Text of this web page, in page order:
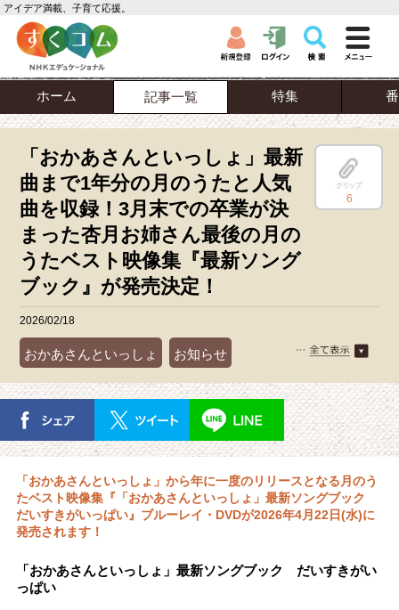
アイデア満載、子育て応援。
ホーム 記事一覧 特集
「おかあさんといっしょ」最新
曲まで1年分の月のうたと人気
曲を収録！3月末での卒業が決
まった杏月お姉さん最後の月の
うたベスト映像集『最新ソング
ブック』が発売決定！
クリップ
6
2026/02/18
おかあさんといっしょ お知らせ
商品情報
「おかあさんといっしょ」から年に一度のリリースとなる月のう
たベスト映像集『「おかあさんといっしょ」最新ソングブック
だいすきがいっぱい』ブルーレイ・DVDが2026年4月22日(水)に
発売されます！
「おかあさんといっしょ」最新ソングブック だいすきがい
っぱい